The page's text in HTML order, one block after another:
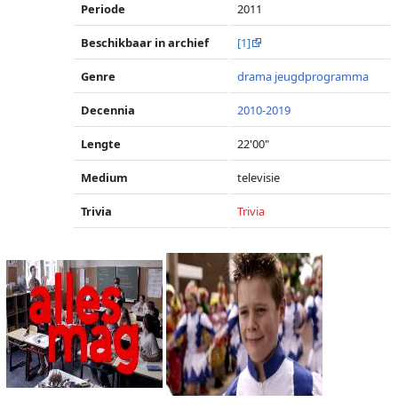
Periode 2011
Beschikbaar in archief [1]
Genre drama jeugdprogramma
Decennia 2010-2019
Lengte 22'00"
Medium televisie
Trivia Trivia